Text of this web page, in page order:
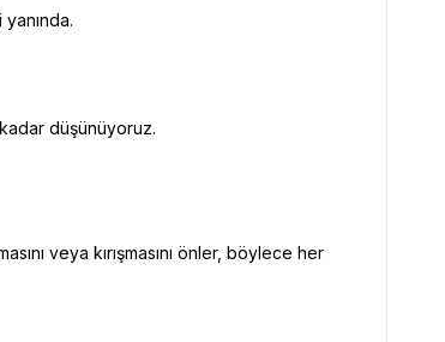
kadar düşünüyoruz.
veya kırışmasını önler, böylece her